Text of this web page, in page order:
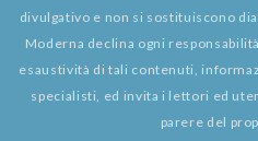
divulgativo e non si sostituiscono
Moderna declina ogni
esaustività di tali contenuti,
specialisti, ed invita i lettori ed
parere del